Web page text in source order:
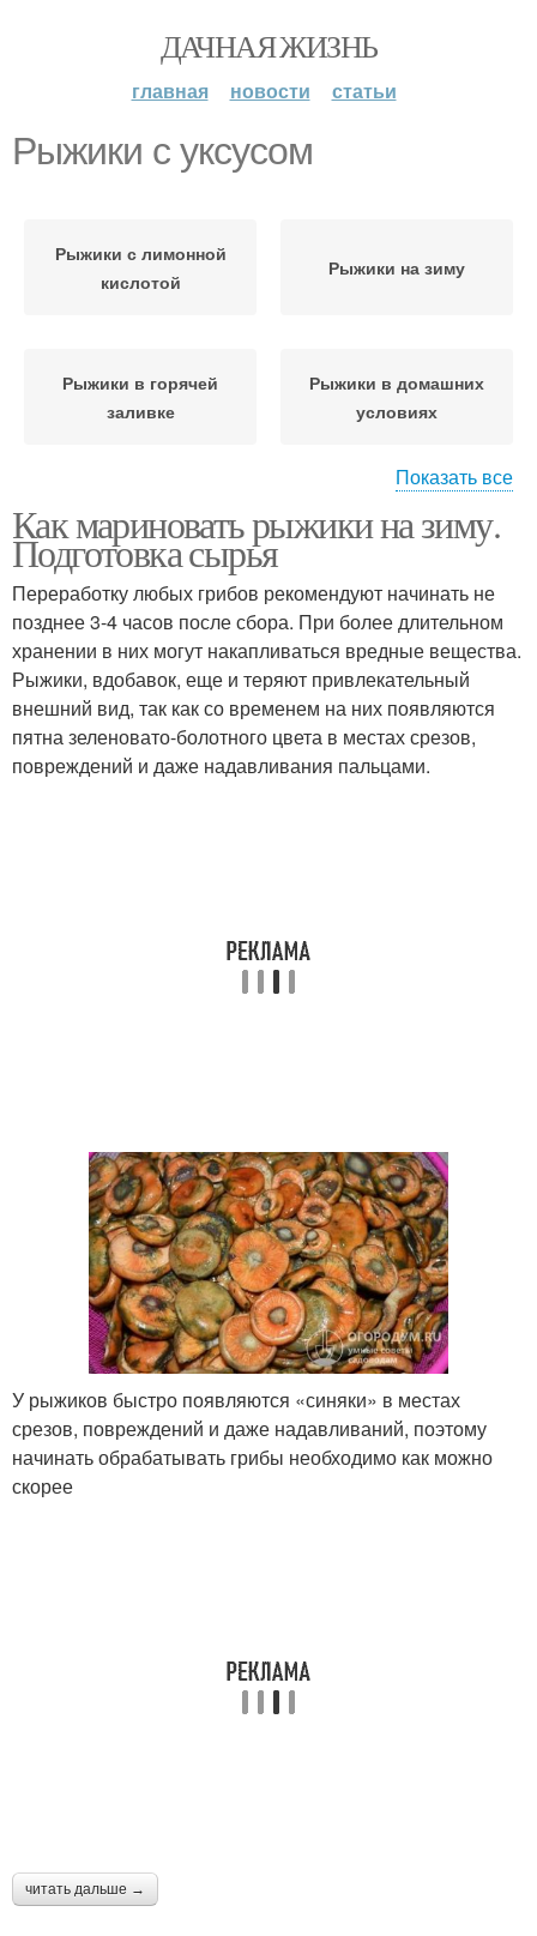
ДАЧНАЯ ЖИЗНЬ
главная новости статьи
Рыжики с уксусом
Рыжики с лимонной
кислотой
Рыжики на зиму
Рыжики в горячей
заливке
Рыжики в домашних
условиях
Рыжики без варки Соленые рыжики
Показать все
Как мариновать рыжики на зиму.
Подготовка сырья
Переработку любых грибов рекомендуют начинать не
позднее 3-4 часов после сбора. При более длительном
хранении в них могут накапливаться вредные вещества.
Рыжики, вдобавок, еще и теряют привлекательный
внешний вид, так как со временем на них появляются
пятна зеленовато-болотного цвета в местах срезов,
повреждений и даже надавливания пальцами.
У рыжиков быстро появляются «синяки» в местах
срезов, повреждений и даже надавливаний, поэтому
начинать обрабатывать грибы необходимо как можно
скорее
читать дальше →